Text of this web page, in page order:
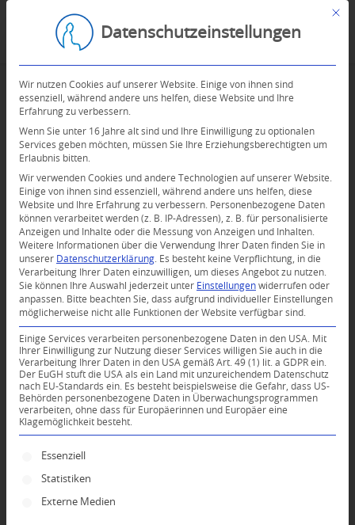
0
KOMMENTARE
Dein Kommentar
An Diskussion beteiligen?
Hinterlassen Sie uns Ihren Kommentar!
Name*
E-Mail-Adresse*
Mit
Datenschutzeinstellungen
Wir nutzen Cookies auf unserer Website. Einige von ihnen sind
essenziell, während andere uns helfen, diese Website und Ihre
Erfahrung zu verbessern.
Wenn Sie unter 16 Jahre alt sind und Ihre Einwilligung zu optionalen
Services geben möchten, müssen Sie Ihre Erziehungsberechtigten um
Erlaubnis bitten.
Wir verwenden Cookies und andere Technologien auf unserer Website.
Einige von ihnen sind essenziell, während andere uns helfen, diese
Website und Ihre Erfahrung zu verbessern.
Personenbezogene Daten
können verarbeitet werden (z. B. IP-Adressen), z. B. für personalisierte
Anzeigen und Inhalte oder die Messung von Anzeigen und Inhalten.
Weitere Informationen über die Verwendung Ihrer Daten finden Sie in
unserer Datenschutzerklärung
Es besteht keine Verpflichtung, in die
Verarbeitung Ihrer Daten einzuwilligen, um dieses Angebot zu nutzen.
Sie können Ihre Auswahl jederzeit unter Einstellungen widerrufen oder
anpassen.
Bitte beachten Sie, dass aufgrund individueller Einstellungen
möglicherweise nicht alle Funktionen der Website verfügbar sind.
Einige Services verarbeiten personenbezogene Daten in den USA. Mit
Ihrer Einwilligung zur Nutzung dieser Services willigen Sie auch in die
Verarbeitung Ihrer Daten in den USA gemäß Art. 49 (1) lit. a GDPR ein.
Der EuGH stuft die USA als ein Land mit unzureichendem Datenschutz
nach EU-Standards ein. Es besteht beispielsweise die Gefahr, dass US-
Behörden personenbezogene Daten in Überwachungsprogrammen
verarbeiten, ohne dass für Europäerinnen und Europäer eine
Klagemöglichkeit besteht.
Es folgt eine Liste der Service-Gruppen, für die
Essenziell
Statistiken
Externe Medien